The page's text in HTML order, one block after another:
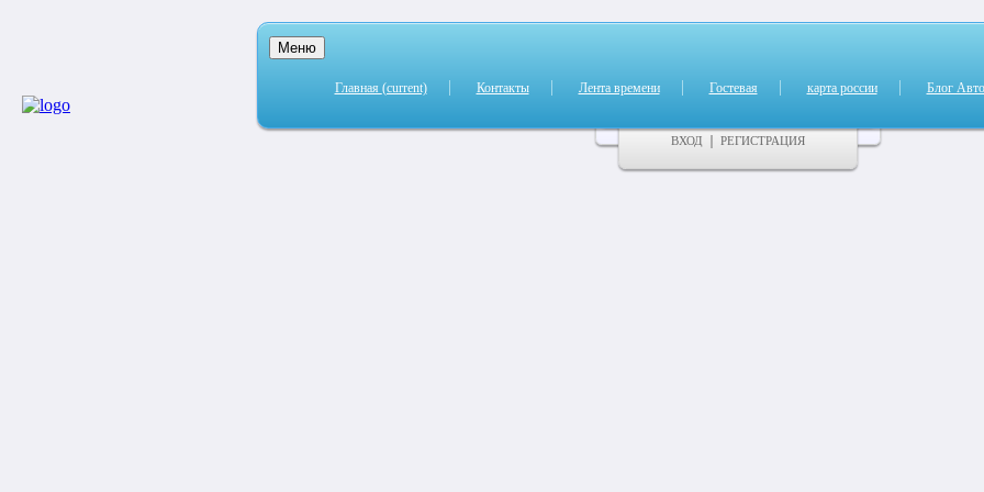
Меню
Главная (current) Контакты Лента времени Гостевая карта россии Блог
ВХОД РЕГИСТРАЦИЯ